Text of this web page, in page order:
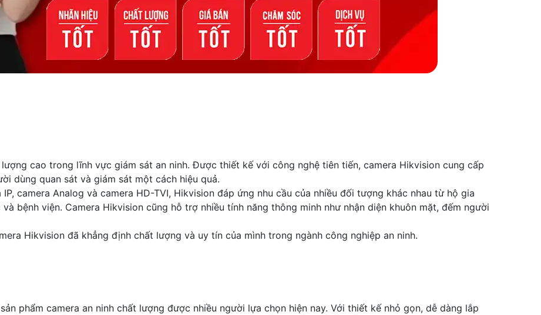
cao trong lĩnh vực giám sát an ninh. Được thiết kế với công nghệ tiên tiến, camera Hikvision cung cấp
dùng quan sát và giám sát một cách hiệu quả.
camera Analog và camera HD-TVI, Hikvision đáp ứng nhu cầu của nhiều đối tượng khác nhau từ hộ gia
bệnh viện. Camera Hikvision cũng hỗ trợ nhiều tính năng thông minh như nhận diện khuôn mặt, đếm người
Hikvision đã khẳng định chất lượng và uy tín của mình trong ngành công nghiệp an ninh.
phẩm camera an ninh chất lượng được nhiều người lựa chọn hiện nay. Với thiết kế nhỏ gọn, dễ dàng lắp